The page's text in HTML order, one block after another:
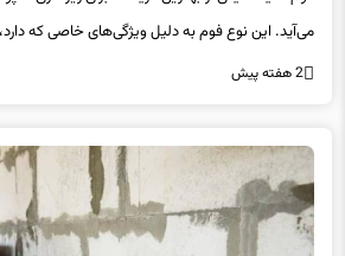
می‌آید. این نوع فوم به دلیل ویژگی‌های خاصی که
2 هفته پیش